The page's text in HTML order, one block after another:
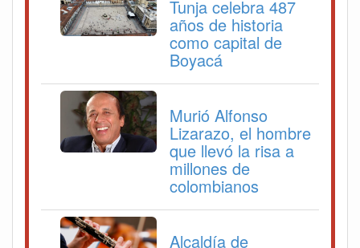
Tunja celebra 487
años de historia
como capital de
Boyacá
Murió Alfonso
Lizarazo, el hombre
que llevó la risa a
millones de
colombianos
Alcaldía de